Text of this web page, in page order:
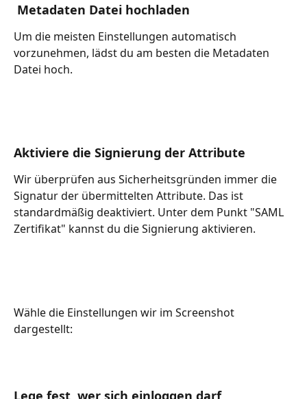
Metadaten Datei hochladen
Um die meisten Einstellungen automatisch
vorzunehmen, lädst du am besten die Metadaten
Datei hoch.
Aktiviere die Signierung der Attribute
Wir überprüfen aus Sicherheitsgründen immer die
Signatur der übermittelten Attribute. Das ist
standardmäßig deaktiviert. Unter dem Punkt "SAML
Zertifikat" kannst du die Signierung aktivieren.
Wähle die Einstellungen wir im Screenshot
dargestellt:
Lege fest, wer sich einloggen darf